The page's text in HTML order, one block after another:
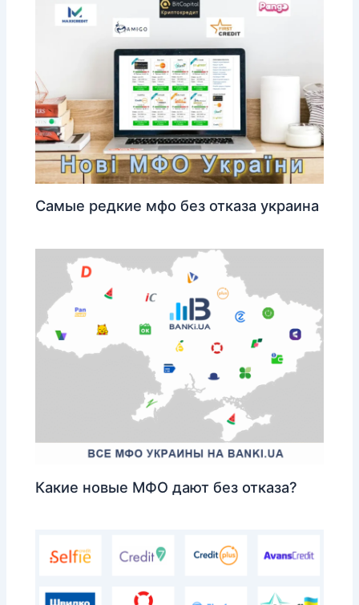
Самые редкие мфо без отказа украина
Какие новые МФО дают без отказа?